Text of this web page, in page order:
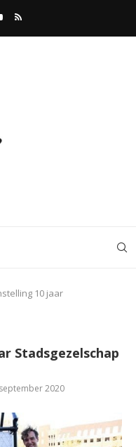
10 jaar
Stadsgezelschap
2020